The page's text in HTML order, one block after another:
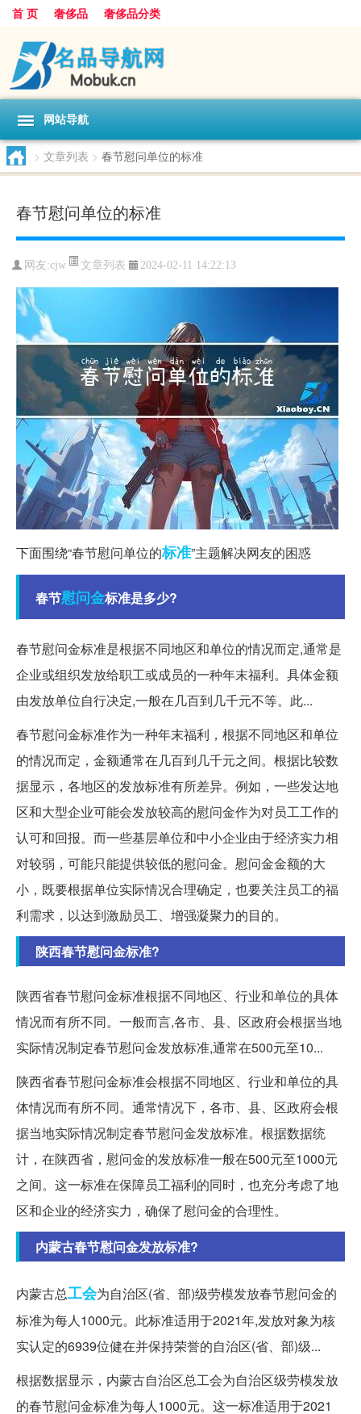
首 页 奢侈品 奢侈品分类
网站导航
> 文章列表 > 春节慰问单位的标准
春节慰问单位的标准
网友:cjw 文章列表 2024-02-11 14:22:13
下面围绕“春节慰问单位的标准”主题解决网友的困惑
春节慰问金标准是多少?
春节慰问金标准是根据不同地区和单位的情况而定,通常是
企业或组织发放给职工或成员的一种年末福利。具体金额
由发放单位自行决定,一般在几百到几千元不等。此...
春节慰问金标准作为一种年末福利，根据不同地区和单位
的情况而定，金额通常在几百到几千元之间。根据比较数
据显示，各地区的发放标准有所差异。例如，一些发达地
区和大型企业可能会发放较高的慰问金作为对员工工作的
认可和回报。而一些基层单位和中小企业由于经济实力相
对较弱，可能只能提供较低的慰问金。慰问金金额的大
小，既要根据单位实际情况合理确定，也要关注员工的福
利需求，以达到激励员工、增强凝聚力的目的。
陕西春节慰问金标准?
陕西省春节慰问金标准根据不同地区、行业和单位的具体
情况而有所不同。一般而言,各市、县、区政府会根据当地
实际情况制定春节慰问金发放标准,通常在500元至10...
陕西省春节慰问金标准会根据不同地区、行业和单位的具
体情况而有所不同。通常情况下，各市、县、区政府会根
据当地实际情况制定春节慰问金发放标准。根据数据统
计，在陕西省，慰问金的发放标准一般在500元至1000元
之间。这一标准在保障员工福利的同时，也充分考虑了地
区和企业的经济实力，确保了慰问金的合理性。
内蒙古春节慰问金发放标准?
内蒙古总工会为自治区(省、部)级劳模发放春节慰问金的
标准为每人1000元。此标准适用于2021年,发放对象为核
实认定的6939位健在并保持荣誉的自治区(省、部)级...
根据数据显示，内蒙古自治区总工会为自治区级劳模发放
的春节慰问金标准为每人1000元。这一标准适用于2021